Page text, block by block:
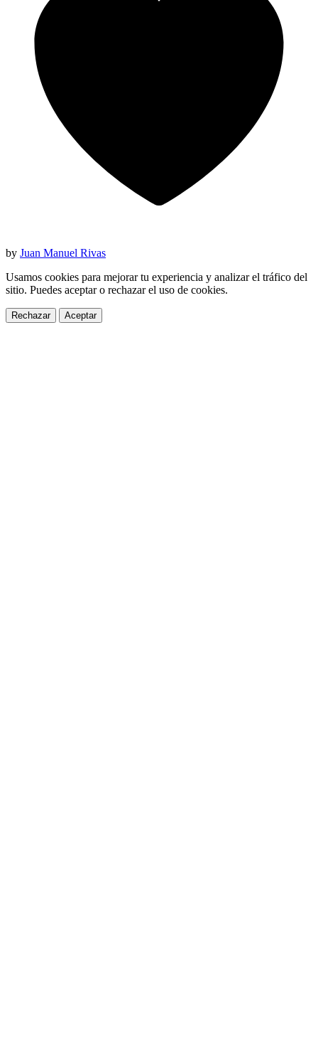
by Juan Manuel Rivas
Usamos cookies para mejorar tu experiencia y analizar el tráfico del
sitio. Puedes aceptar o rechazar el uso de cookies.
Rechazar Aceptar